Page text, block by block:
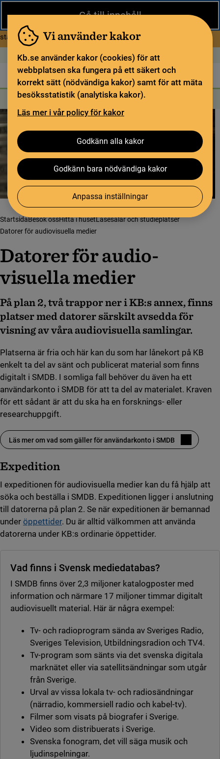
Gå till innehåll
Under sommaren har KB begränsad service och särskilda
öppettider. Vissa veckor är en del funktioner och samlingar
stängda.Läs mer om Begränsad service i sommar
Vi använder kakor
Kb.se använder kakor (cookies) för att
webbplatsen ska fungera på ett säkert och
korrekt sätt (nödvändiga kakor) samt för att mäta
besöksstatistik (analytiska kakor).
Läs mer i vår policy för kakor
Godkänn alla kakor
Godkänn bara nödvändiga kakor
Anpassa inställningar
Öppet idag: StängtIn English
Biblioteket För bibliotekssektorn Pliktleverans och ISBN
Sök Sök
Söktjänster
StartsidaBesök ossHitta i husetLäsesalar och studieplatser
Datorer för audiovisuella medier
Datorer för audi­o­
visuella medier
På plan 2, två trappor ner i KB:s annex, finns
platser med datorer särskilt avsedda för
visning av våra audiovisuella samlingar.
Platserna är fria och här kan du som har lånekort på KB
enkelt ta del av sänt och publicerat material som finns
digitalt i SMDB. I somliga fall behöver du även ha ett
användarkonto i SMDB för att ta del av materialet. Kraven
för ett sådant är att du ska ha en forsknings- eller
researchuppgift.
Läs mer om vad som gäller för användarkonto i SMDB
(länk till annan webbplats)
Expedition
I expeditionen för audiovisuella medier kan du få hjälp att
söka och beställa i SMDB. Expeditionen ligger i anslutning
till datorerna på plan 2. Se när expeditionen är bemannad
under öppettider. Du är alltid välkommen att använda
datorerna under KB:s ordinarie öppettider.
Vad finns i Svensk mediedatabas?
I SMDB finns över 2,3 miljoner katalogposter med
information och närmare 17 miljoner timmar digitalt
audiovisuellt material. Här är några exempel:
Tv- och radioprogram sända av Sveriges Radio,
Sveriges Television, Utbildningsradion och TV4.
Tv-program som sänts via det svenska digitala
marknätet eller via satellitsändningar som utgår
från Sverige.
Urval av vissa lokala tv- och radiosändningar
(närradio, kommersiell radio och kabel-tv).
Filmer som visats på biografer i Sverige.
Video som distribuerats i Sverige.
Svenska fonogram, det vill säga musik och
ljudinspelningar.